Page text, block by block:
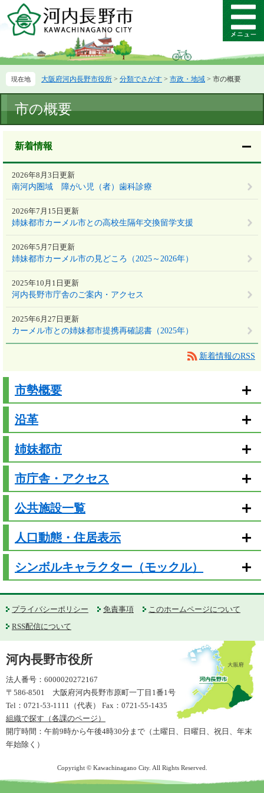
ー
先
す。
ニ
を
し
メ
ニ
ー
大阪府河内長野市役所 > 分類でさがす > 市政・地域 > 市の概要
文
市の概要
新着情報
南河内圏域 障がい児（者）歯科診療
2026年8月3日更新
姉妹都市カーメル市との高校生隔年交換留学支援
2026年7月15日更新
姉妹都市カーメル市の見どころ（2025～2026年）
2026年5月7日更新
河内長野市庁舎のご案内・アクセス
2025年10月1日更新
カーメル市との姉妹都市提携再確認書（2025年）
2025年6月27日更新
新着情報のRSS
市勢概要
沿革
姉妹都市
市庁舎・アクセス
公共施設一覧
人口動態・住居表示
シンボルキャラクター（モックル）
プライバシーポリシー 免責事項
このホームページについて
RSS配信について
河内長野市役所
法人番号：6000020272167
〒586-8501 大阪府河内長野市原町一丁目1番1号
Tel：0721-53-1111（代表） Fax：0721-55-1435
組織で探す（各課のページ）
開庁時間：午前9時から午後4時30分まで（土曜日、日曜日、祝日、年末
年始除く）
Copyright © Kawachinagano City. All Rights Reserved.